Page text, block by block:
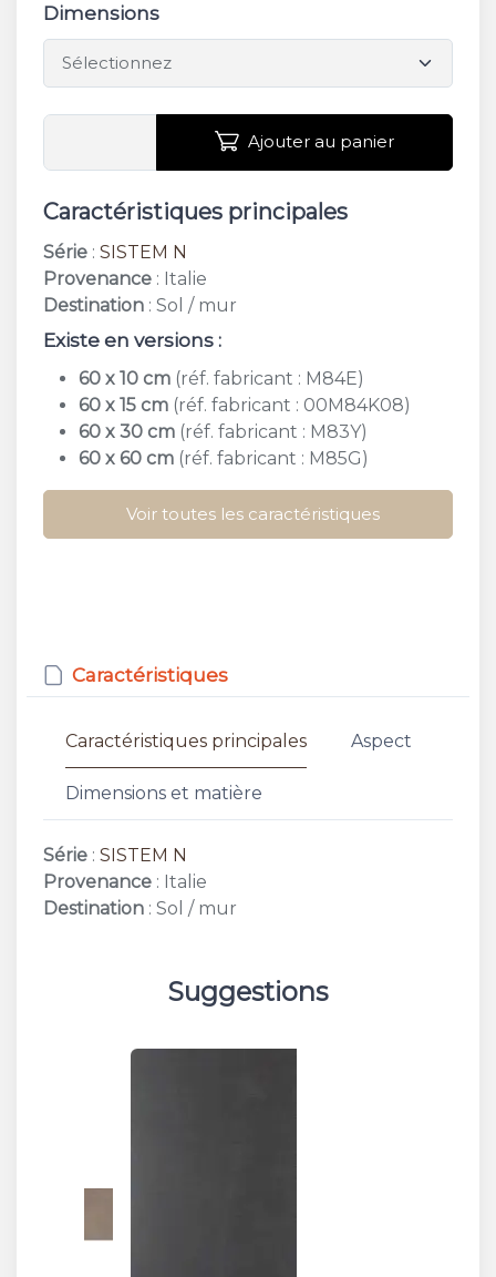
Dimensions
Ajouter au panier
Caractéristiques principales
Série : SISTEM N
Provenance : Italie
Destination : Sol / mur
Existe en versions :
60 x 10 cm (réf. fabricant : M84E)
60 x 15 cm (réf. fabricant : 00M84K08)
60 x 30 cm (réf. fabricant : M83Y)
60 x 60 cm (réf. fabricant : M85G)
Voir toutes les caractéristiques
Caractéristiques
Caractéristiques principales Aspect
Dimensions et matière
Série : SISTEM N
Provenance : Italie
Destination : Sol / mur
Suggestions